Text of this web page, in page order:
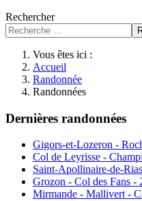
Rechercher
Vous êtes ici :
Accueil
Randonnée
Randonnées
Dernières randonnées
Gigors-et-Lozeron -
Col de Leyrisse -
Saint-Apollinaire-de-
Grozon - Col des Fans -
Mirmande - Mallivert -